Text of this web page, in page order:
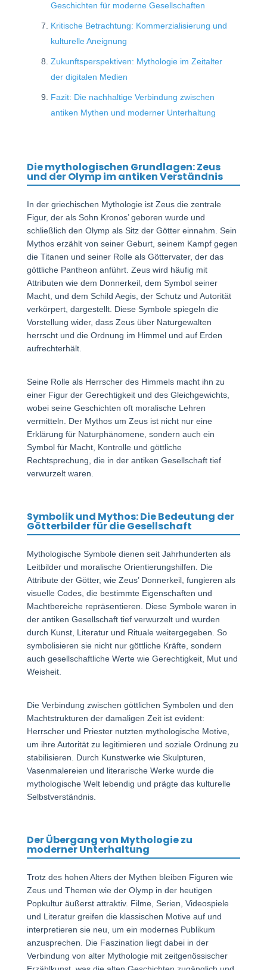
Geschichten für moderne Gesellschaften
Kritische Betrachtung: Kommerzialisierung und
kulturelle Aneignung
Zukunftsperspektiven: Mythologie im Zeitalter
der digitalen Medien
Fazit: Die nachhaltige Verbindung zwischen
antiken Mythen und moderner Unterhaltung
Die mythologischen Grundlagen: Zeus
und der Olymp im antiken Verständnis
In der griechischen Mythologie ist Zeus die zentrale
Figur, der als Sohn Kronos’ geboren wurde und
schließlich den Olymp als Sitz der Götter einnahm. Sein
Mythos erzählt von seiner Geburt, seinem Kampf gegen
die Titanen und seiner Rolle als Göttervater, der das
göttliche Pantheon anführt. Zeus wird häufig mit
Attributen wie dem Donnerkeil, dem Symbol seiner
Macht, und dem Schild Aegis, der Schutz und Autorität
verkörpert, dargestellt. Diese Symbole spiegeln die
Vorstellung wider, dass Zeus über Naturgewalten
herrscht und die Ordnung im Himmel und auf Erden
aufrechterhält.
Seine Rolle als Herrscher des Himmels macht ihn zu
einer Figur der Gerechtigkeit und des Gleichgewichts,
wobei seine Geschichten oft moralische Lehren
vermitteln. Der Mythos um Zeus ist nicht nur eine
Erklärung für Naturphänomene, sondern auch ein
Symbol für Macht, Kontrolle und göttliche
Rechtsprechung, die in der antiken Gesellschaft tief
verwurzelt waren.
Symbolik und Mythos: Die Bedeutung der
Götterbilder für die Gesellschaft
Mythologische Symbole dienen seit Jahrhunderten als
Leitbilder und moralische Orientierungshilfen. Die
Attribute der Götter, wie Zeus’ Donnerkeil, fungieren als
visuelle Codes, die bestimmte Eigenschaften und
Machtbereiche repräsentieren. Diese Symbole waren in
der antiken Gesellschaft tief verwurzelt und wurden
durch Kunst, Literatur und Rituale weitergegeben. So
symbolisieren sie nicht nur göttliche Kräfte, sondern
auch gesellschaftliche Werte wie Gerechtigkeit, Mut und
Weisheit.
Die Verbindung zwischen göttlichen Symbolen und den
Machtstrukturen der damaligen Zeit ist evident:
Herrscher und Priester nutzten mythologische Motive,
um ihre Autorität zu legitimieren und soziale Ordnung zu
stabilisieren. Durch Kunstwerke wie Skulpturen,
Vasenmalereien und literarische Werke wurde die
mythologische Welt lebendig und prägte das kulturelle
Selbstverständnis.
Der Übergang von Mythologie zu
moderner Unterhaltung
Trotz des hohen Alters der Mythen bleiben Figuren wie
Zeus und Themen wie der Olymp in der heutigen
Popkultur äußerst attraktiv. Filme, Serien, Videospiele
und Literatur greifen die klassischen Motive auf und
interpretieren sie neu, um ein modernes Publikum
anzusprechen. Die Faszination liegt dabei in der
Verbindung von alter Mythologie mit zeitgenössischer